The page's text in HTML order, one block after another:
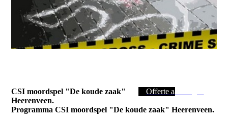
Offerte aanvragen
CSI moordspel "De koude zaak"
Heerenveen.
Programma CSI moordspel "De koude zaak" Heerenveen.